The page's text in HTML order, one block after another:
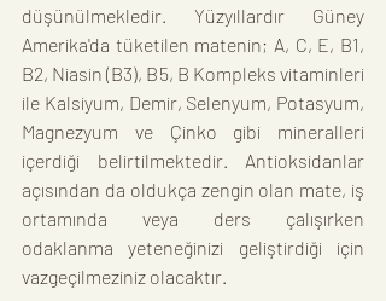
düşünülmekledir. Yüzyıllardır Güney
Amerika'da tüketilen matenin; A, C, E, B1,
B2, Niasin (B3), B5, B Kompleks vitaminleri
ile Kalsiyum, Demir, Selenyum, Potasyum,
Magnezyum ve Çinko gibi mineralleri
içerdiği belirtilmektedir. Antioksidanlar
açısından da oldukça zengin olan mate, iş
ortamında veya ders çalışırken
odaklanma yeteneğinizi geliştirdiği için
vazgeçilmeziniz olacaktır.